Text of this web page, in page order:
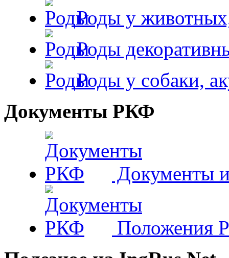
Роды у
Роды
Роды у собаки,
Документы РКФ
Документы
Положения